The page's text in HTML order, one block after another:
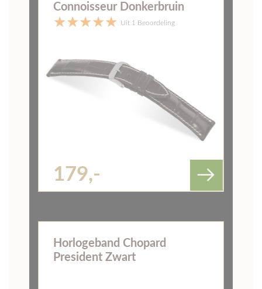
Connoisseur Donkerbruin
Uit 1 Beoordeling
179,-
Horlogeband Chopard
President Zwart